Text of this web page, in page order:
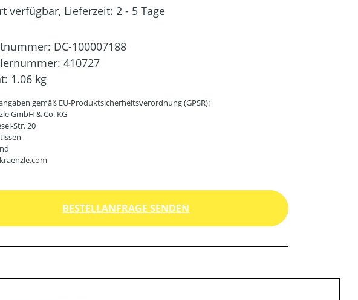
verfügbar, Lieferzeit: 2 - 5 Tage
DC-100007188
410727
1.06 kg
gemäß EU-Produktsicherheitsverordnung (GPSR):
GmbH & Co. KG
Str. 20
BESTELLANFRAGE SENDEN